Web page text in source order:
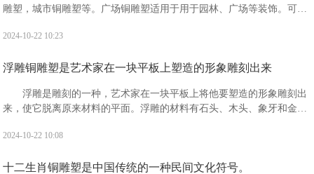
雕塑，城市铜雕塑等。广场铜雕塑适用于用于园林、广场等装饰。可供
2024-10-22 10:23
浮雕铜雕塑是艺术家在一块平板上塑造的形象雕刻出来
浮雕是雕刻的一种，艺术家在一块平板上将他要塑造的形象雕刻出
来，使它脱离原来材料的平面。浮雕的材料有石头、木头、象牙和金属
时也指表现形式。
2024-10-22 10:08
十二生肖铜雕塑是中国传统的一种民间文化符号。